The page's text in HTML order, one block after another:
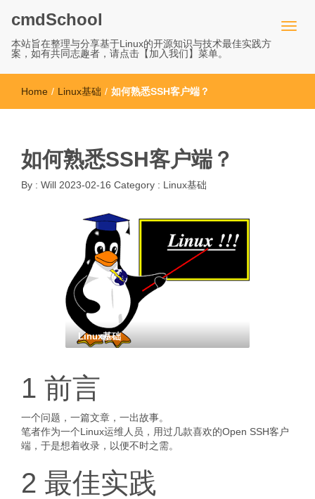
cmdSchool
本站旨在整理与分享基于Linux的开源知识与技术最佳实践方
案，如有共同志趣者，请点击【加入我们】菜单。
Home / Linux基础 / 如何熟悉SSH客户端？
如何熟悉SSH客户端？
By : Will 2023-02-16 Category : Linux基础
Linux基础
1 前言
一个问题，一篇文章，一出故事。
笔者作为一个Linux运维人员，用过几款喜欢的Open SSH客户
端，于是想着收录，以便不时之需。
2 最佳实践